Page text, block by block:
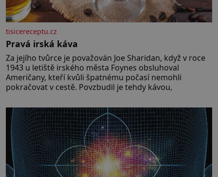
tisicereceptu.cz
Pravá irská káva
Za jejího tvůrce je považován Joe Sharidan, když v roce
1943 u letiště irského města Foynes obsluhoval
Američany, kteří kvůli špatnému počasí nemohli
pokračovat v cestě. Povzbudil je tehdy kávou,